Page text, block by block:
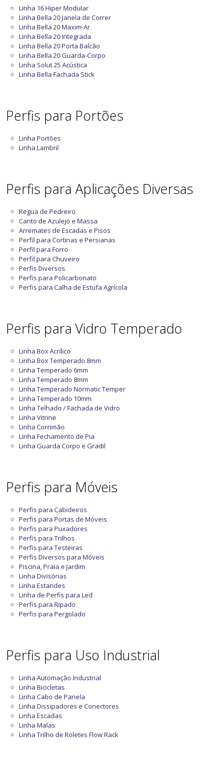
Linha 16 Hiper Modular
Linha Bella 20 Janela de Correr
Linha Bella 20 Maxim-Ar
Linha Bella 20 Integrada
Linha Bella 20 Porta Balcão
Linha Bella 20 Guarda-Corpo
Linha Solut 25 Acústica
Linha Bella Fachada Stick
Perfis para Portões
Linha Portões
Linha Lambril
Perfis para Aplicações Diversas
Regua de Pedreiro
Canto de Azulejo e Massa
Arremates de Escadas e Pisos
Perfil para Cortinas e Persianas
Perfil para Forro
Perfil para Chuveiro
Perfis Diversos
Perfis para Policarbonato
Perfis para Calha de Estufa Agrícola
Perfis para Vidro Temperado
Linha Box Acrílico
Linha Box Temperado 8mm
Linha Temperado 6mm
Linha Temperado 8mm
Linha Temperado Normatic Temper
Linha Temperado 10mm
Linha Telhado / Fachada de Vidro
Linha Vitrine
Linha Corrimão
Linha Fechamento de Pia
Linha Guarda Corpo e Gradil
Perfis para Móveis
Perfis para Cabideiros
Perfis para Portas de Móveis
Perfis para Puxadores
Perfis para Trilhos
Perfis para Testeiras
Perfis Diversos para Móveis
Piscina, Praia e Jardim
Linha Divisórias
Linha Estandes
Linha de Perfis para Led
Perfis para Ripado
Perfis para Pergolado
Perfis para Uso Industrial
Linha Automação Industrial
Linha Bicicletas
Linha Cabo de Panela
Linha Dissipadores e Conectores
Linha Escadas
Linha Malas
Linha Trilho de Roletes Flow Rack